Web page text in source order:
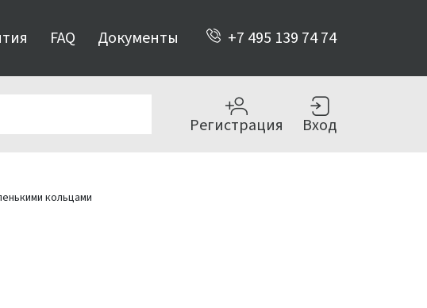
FAQ Документы +7 495 139 74 74
Регистрация Вход
кольцами